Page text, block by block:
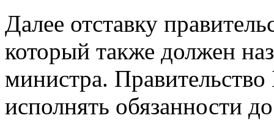
Далее отставку
который также должен
министра.
исполнять обязанности